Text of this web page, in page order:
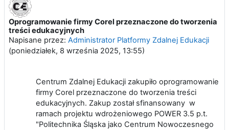
Oprogramowanie firmy Corel przeznaczone do tworzenia
treści edukacyjnych
Napisane przez: Administrator Platformy Zdalnej Edukacji
(poniedziałek, 8 września 2025, 13:55)
Centrum Zdalnej Edukacji zakupiło oprogramowanie
firmy Corel przeznaczone do tworzenia treści
edukacyjnych. Zakup został sfinansowany w
ramach projektu wdrożeniowego POWER 3.5 p.t.
"Politechnika Śląska jako Centrum Nowoczesnego